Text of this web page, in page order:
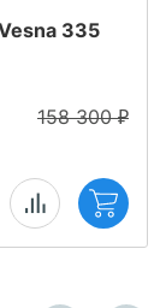
335
158 300₽